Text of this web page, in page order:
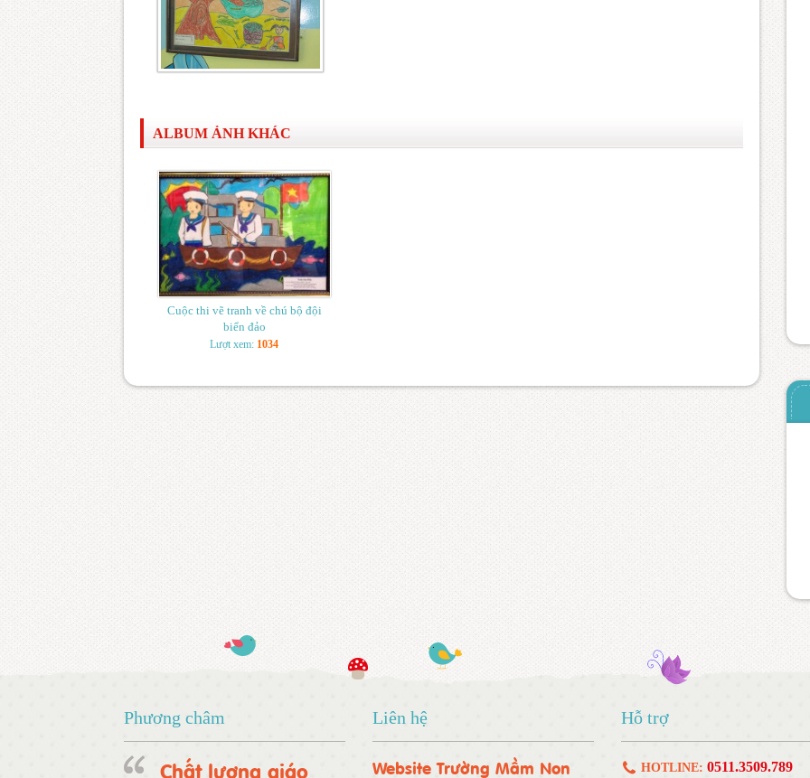
ALBUM ẢNH KHÁC
Cuộc thi vẽ tranh về chú bộ đội
biển đảo
Lượt xem: 1034
Phương châm
Chất lượng giáo
Liên hệ
Website Trường Mầm Non
Hỗ trợ
HOTLINE: 0511.3509.789